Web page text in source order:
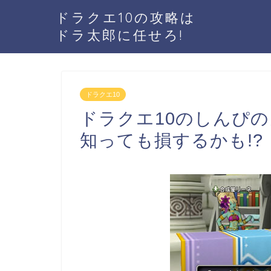
ドラクエ10の攻略は
ドラ太郎に任せろ!
ドラクエ10
ドラクエ10のしんぴ
知っても損するかも!?